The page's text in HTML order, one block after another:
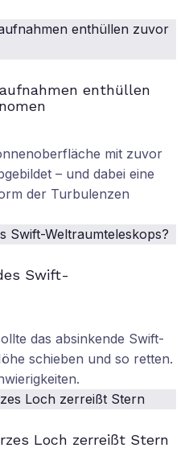
enthüllen
mit zuvor
– und dabei eine
der Turbulenzen
Swift-
das absinkende Swift-
schieben und so retten.
Loch zerreißt Stern